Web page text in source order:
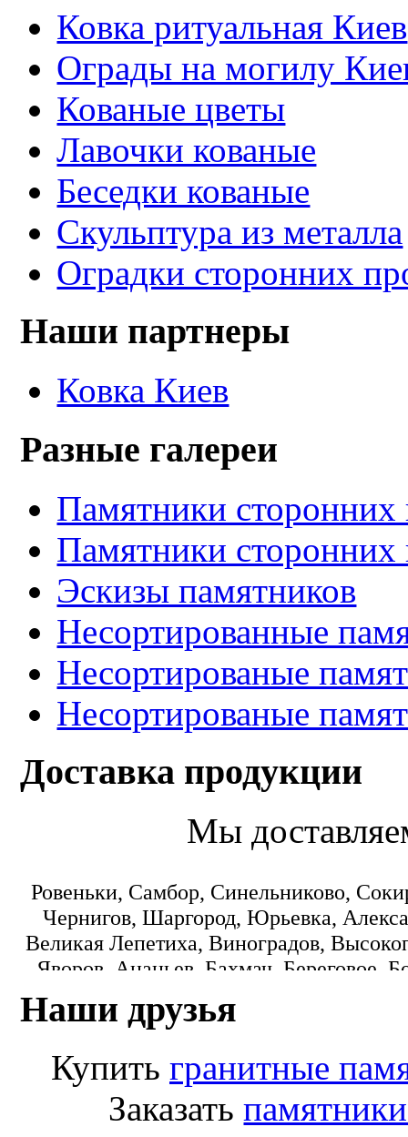
Ковка ритуальная Киев
Ограды на могилу
Кованые цветы
Лавочки кованые
Беседки кованые
Скульптура из металла
Оградки сторонних
Наши партнеры
Ковка Киев
Разные галереи
Памятники сторонних
Памятники сторонних
Эскизы памятников
Несортированные
Несортированые
Несортированые
Доставка продукции
Мы
Ровеньки, Самбор, Синельниково,
Чернигов, Шаргород, Юрьевка,
Великая Лепетиха, Виноградов,
Яворов, Ананьев, Бахмач, Береговое,
Коминтерновское, Краматорск,
Пологи, Радомишль, Рокитное,
Лисичанск, Любомль, Машевка,
Переяслав-Хмельницкий,
Наши друзья
Купить гранитные
Заказать